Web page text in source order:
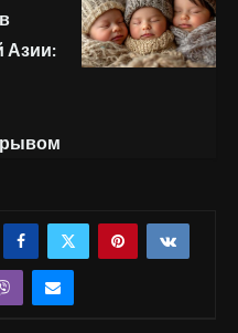
Азии: